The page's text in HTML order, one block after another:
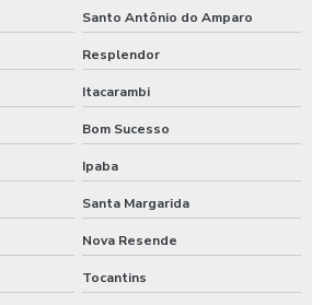
Santo Antônio do Amparo
Resplendor
Itacarambi
Bom Sucesso
Ipaba
Santa Margarida
Nova Resende
Tocantins